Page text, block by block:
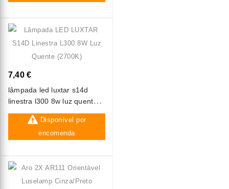
7,40 €
lâmpada led luxtar s14d
linestra l300 8w luz quente
(2700k)
Disponível por
encomenda